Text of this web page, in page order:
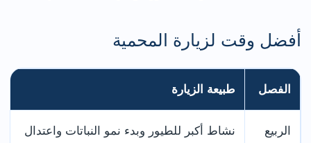
أفضل وقت لزيارة المحمية
الفصل طبيعة الزيارة
الربيع
نشاط أكبر للطيور وبدء نمو النباتات واعتدال